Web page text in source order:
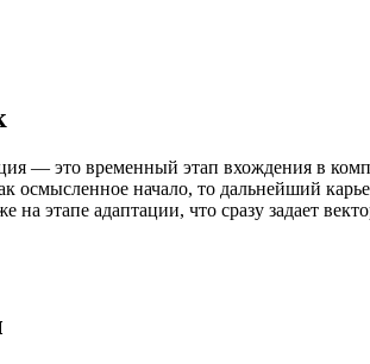
— это временный этап вхождения в
осмысленное начало, то дальнейший
этапе адаптации, что сразу задает